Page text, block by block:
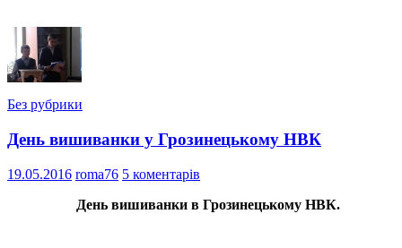
Без рубрики
День вишиванки у Грозинецькому НВК
19.05.2016 roma76 5 коментарів
День вишиванки в Грозинецькому НВК.